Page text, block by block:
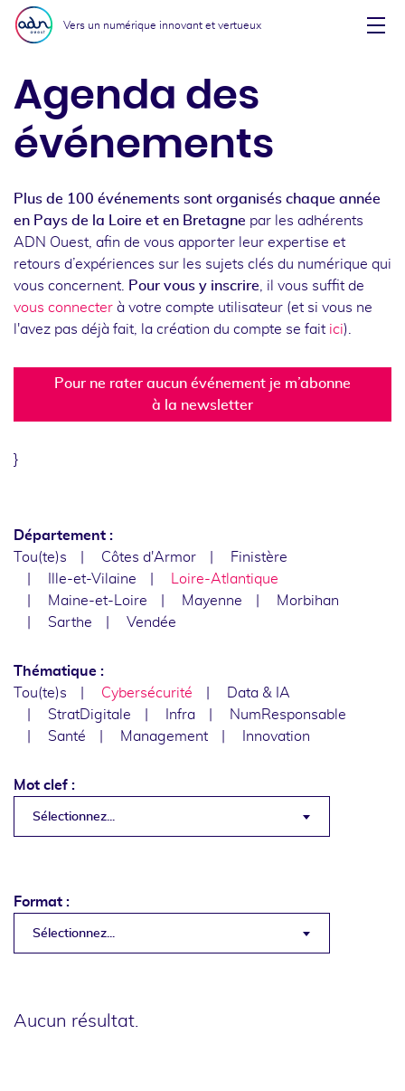
Aller au menu
Aller au contenu
Vers un numérique innovant et vertueux
Agenda des
événements
Plus de 100 événements sont organisés chaque année
en Pays de la Loire et en Bretagne par les adhérents
ADN Ouest, afin de vous apporter leur expertise et
retours d’expériences sur les sujets clés du numérique qui
vous concernent.
Pour vous y inscrire , il vous suffit de
vous connecter à votre compte utilisateur (et si vous ne
l'avez pas déjà fait, la création du compte se fait ici).
Pour ne rater aucun événement je m’abonne
à la newsletter
}
Département :
Tou(te)s
Côtes d'Armor
Finistère
Ille-et-Vilaine
Loire-Atlantique
Maine-et-Loire
Mayenne
Morbihan
Sarthe
Vendée
Thématique :
Tou(te)s
Cybersécurité
Data & IA
StratDigitale
Infra
NumResponsable
Santé
Management Innovation
Mot clef :
Sélectionnez...
Format :
Sélectionnez...
Aucun résultat.